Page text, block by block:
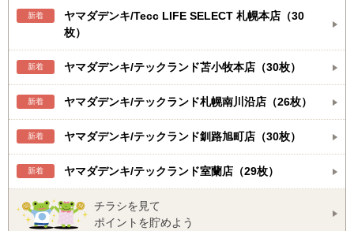
新着
ヤマダデンキ/Tecc LIFE SELECT 札幌本店（30
枚）
新着 ヤマダデンキ/テックランド苫小牧本店（30枚）
新着 ヤマダデンキ/テックランド札幌南川沿店（26枚）
新着 ヤマダデンキ/テックランド釧路旭町店（30枚）
新着 ヤマダデンキ/テックランド室蘭店（29枚）
チラシを見て
ポイントを貯めよう